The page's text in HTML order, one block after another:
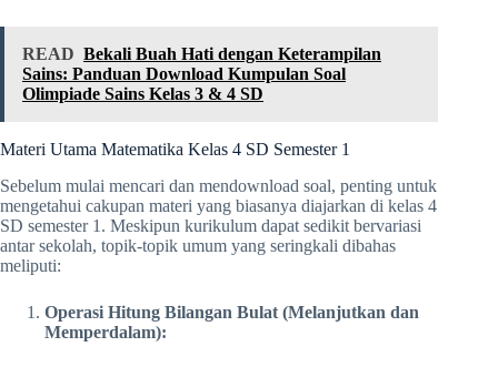
READ Bekali Buah Hati dengan Keterampilan
Sains: Panduan Download Kumpulan Soal
Olimpiade Sains Kelas 3 & 4 SD
Materi Utama Matematika Kelas 4 SD Semester 1
Sebelum mulai mencari dan mendownload soal, penting untuk
mengetahui cakupan materi yang biasanya diajarkan di kelas 4
SD semester 1. Meskipun kurikulum dapat sedikit bervariasi
antar sekolah, topik-topik umum yang seringkali dibahas
meliputi:
Operasi Hitung Bilangan Bulat (Melanjutkan dan
Memperdalam):